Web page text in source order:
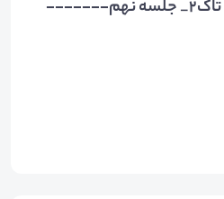
سرفصل‌های دیزاین تاک۲_ جلسه نهم-------